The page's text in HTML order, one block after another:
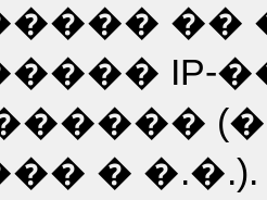
��
IP-
� �.�.).